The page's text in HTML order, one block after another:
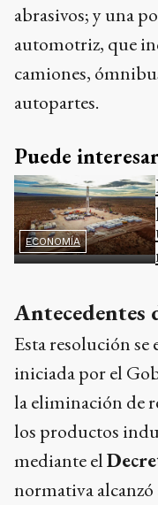
abrasivos; y una
automotriz, que
camiones,
autopartes.
Puede
ECONOMÍA
Antecedentes
Esta resolución
iniciada por el
la eliminación de
los productos
mediante el
normativa